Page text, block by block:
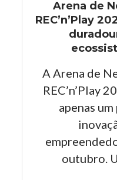
Arena de
REC’n’Play
A Arena de
REC’n’Play
apenas
outubro.